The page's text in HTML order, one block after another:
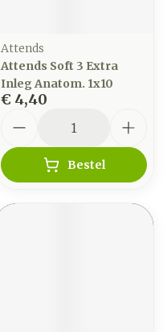
Attends
Attends Soft 3 Extra
Inleg Anatom. 1x10
€ 4,40
Bestel